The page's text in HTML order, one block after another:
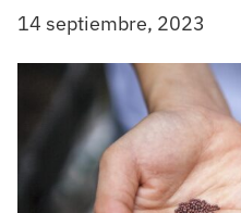
14 septiembre, 2023